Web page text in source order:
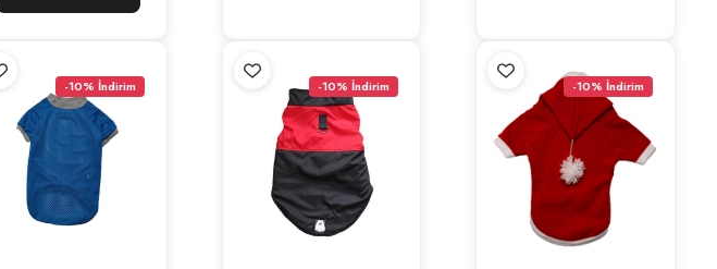
-10% İndirim -10% İndirim -10% İndirim